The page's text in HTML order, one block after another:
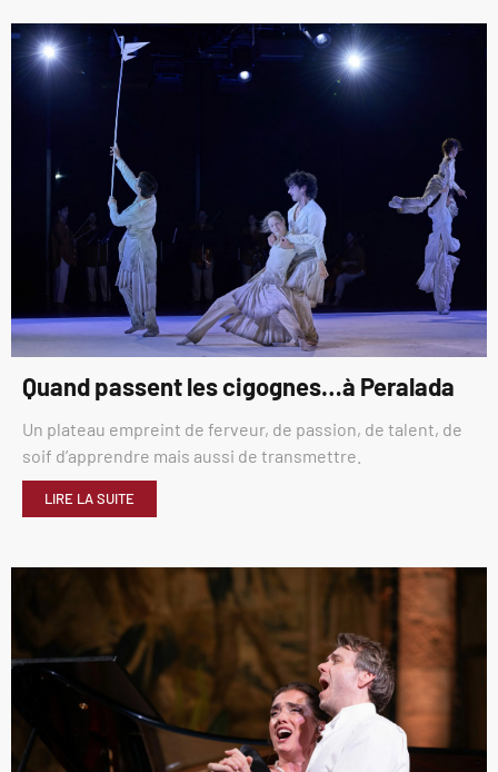
Quand passent les cigognes…à Peralada
Un plateau empreint de ferveur, de passion, de talent, de
soif d’apprendre mais aussi de transmettre.
LIRE LA SUITE